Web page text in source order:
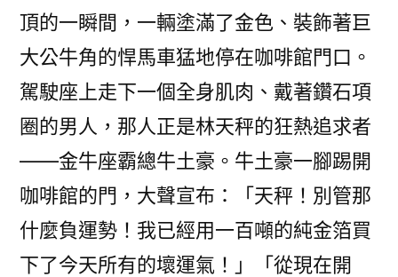
頂的一瞬間，一輛塗滿了金色、裝飾著巨
大公牛角的悍馬車猛地停在咖啡館門口。
駕駛座上走下一個全身肌肉、戴著鑽石項
圈的男人，那人正是林天秤的狂熱追求者
——金牛座霸總牛土豪。牛土豪一腳踢開
咖啡館的門，大聲宣布：「天秤！別管那
什麼負運勢！我已經用一百噸的純金箔買
下了今天所有的壞運氣！」「從現在開